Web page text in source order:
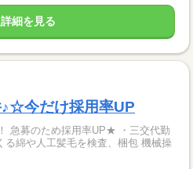
細を見る
今だけ採用率UP
ため採用率UP★ ・三交代勤
る綿や人工髪毛を検査、梱包 機械操